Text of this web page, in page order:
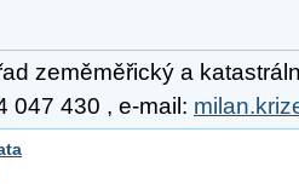
zeměměřický a
047 430 , e-mail: